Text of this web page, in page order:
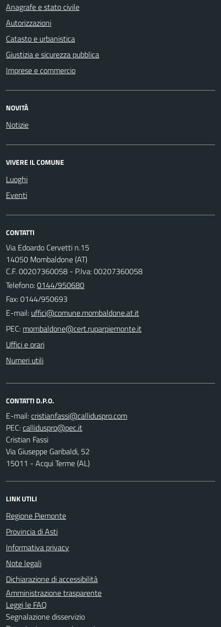
Anagrafe e stato civile
Autorizzazioni
Catasto e urbanistica
Giustizia e sicurezza pubblica
Imprese e commercio
NOVITÀ
Notizie
VIVERE IL COMUNE
Luoghi
Eventi
CONTATTI
Via Edoardo Cervetti n.15
14050 Mombaldone (AT)
C.F. 00207360058 - P.Iva: 00207360058
Telefono:0144/950680
Fax: 0144/950693
E-mail:
PEC:
Uffici e orari
Numeri utili
CONTATTI D.P.O.
E-mail:
PEC:
Cristian Fassi
Via Giuseppe Garibaldi, 52
15011 - Acqui Terme (AL)
LINK UTILI
Regione Piemonte
Provincia di Asti
Informativa privacy
Note legali
Dichiarazione di accessibilità
Amministrazione trasparente
Leggi le FAQ
Segnalazione disservizio